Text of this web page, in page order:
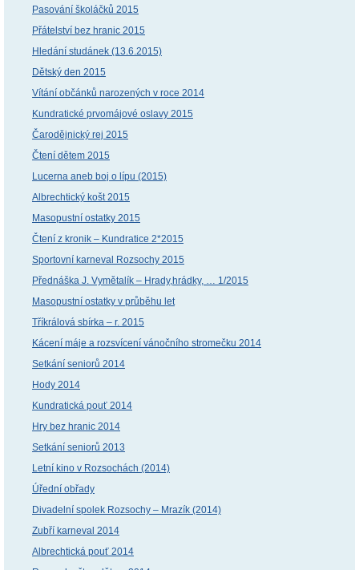
Pasování školáčků 2015
Přátelství bez hranic 2015
Hledání studánek (13.6.2015)
Dětský den 2015
Vítání občánků narozených v roce 2014
Kundratické prvomájové oslavy 2015
Čarodějnický rej 2015
Čtení dětem 2015
Lucerna aneb boj o lípu (2015)
Albrechtický košt 2015
Masopustní ostatky 2015
Čtení z kronik – Kundratice 2*2015
Sportovní karneval Rozsochy 2015
Přednáška J. Vymětalík – Hrady,hrádky, … 1/2015
Masopustní ostatky v průběhu let
Tříkrálová sbírka – r. 2015
Kácení máje a rozsvícení vánočního stromečku 2014
Setkání seniorů 2014
Hody 2014
Kundratická pouť 2014
Hry bez hranic 2014
Setkání seniorů 2013
Letní kino v Rozsochách (2014)
Úřední obřady
Divadelní spolek Rozsochy – Mrazík (2014)
Zubří karneval 2014
Albrechtická pouť 2014